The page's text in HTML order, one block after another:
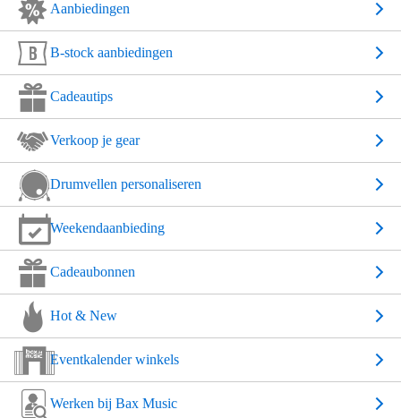
Aanbiedingen
B-stock aanbiedingen
Cadeautips
Verkoop je gear
Drumvellen personaliseren
Weekendaanbieding
Cadeaubonnen
Hot & New
Eventkalender winkels
Werken bij Bax Music